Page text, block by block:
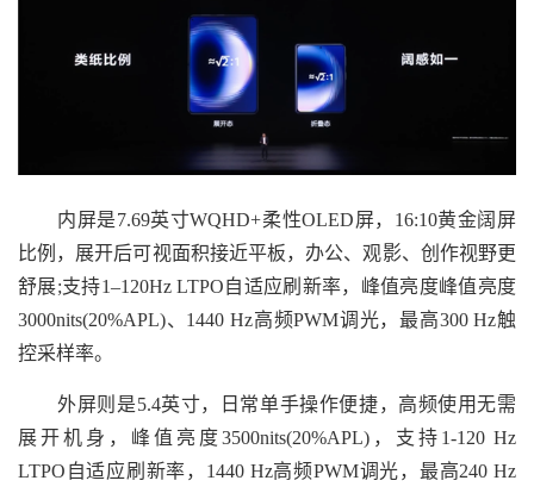
内屏是7.69英寸WQHD+柔性OLED屏，16:10黄金阔屏
比例，展开后可视面积接近平板，办公、观影、创作视野更
舒展;支持1–120Hz LTPO自适应刷新率，峰值亮度峰值亮度
3000nits(20%APL)、1440 Hz高频PWM调光，最高300 Hz触
控采样率。
外屏则是5.4英寸，日常单手操作便捷，高频使用无需
展开机身，峰值亮度3500nits(20%APL)，支持1-120 Hz
LTPO自适应刷新率，1440 Hz高频PWM调光，最高240 Hz